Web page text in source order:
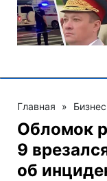
Главная » Бизнес
Обломок
9
об